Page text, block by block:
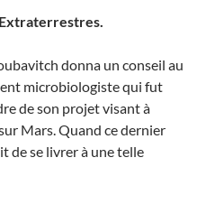
donna un conseil au
microbiologiste qui fut
de son projet visant à
Mars. Quand ce dernier
de se livrer à une telle